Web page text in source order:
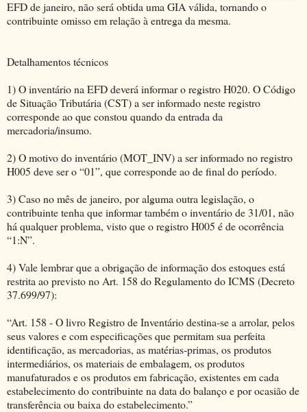
EFD de janeiro, não será obtida uma GIA válida, tornando o
contribuinte omisso em relação à entrega da mesma.
Detalhamentos técnicos
1) O inventário na EFD deverá informar o registro H020. O Código
de Situação Tributária (CST) a ser informado neste registro
corresponde ao que constou quando da entrada da
mercadoria/insumo.
2) O motivo do inventário (MOT_INV) a ser informado no registro
H005 deve ser o “01”, que corresponde ao de final do período.
3) Caso no mês de janeiro, por alguma outra legislação, o
contribuinte tenha que informar também o inventário de 31/01, não
há qualquer problema, visto que o registro H005 é de ocorrência
“1:N”.
4) Vale lembrar que a obrigação de informação dos estoques está
restrita ao previsto no Art. 158 do Regulamento do ICMS (Decreto
37.699/97):
“Art. 158 - O livro Registro de Inventário destina-se a arrolar, pelos
seus valores e com especificações que permitam sua perfeita
identificação, as mercadorias, as matérias-primas, os produtos
intermediários, os materiais de embalagem, os produtos
manufaturados e os produtos em fabricação, existentes em cada
estabelecimento do contribuinte na data do balanço e por ocasião de
transferência ou baixa do estabelecimento.”